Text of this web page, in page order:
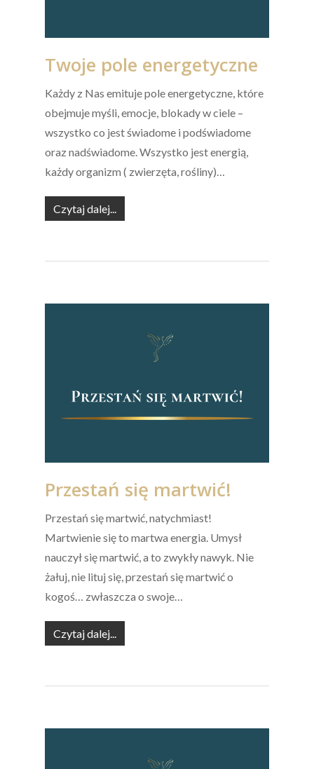
Twoje pole energetyczne
Każdy z Nas emituje pole energetyczne, które
obejmuje myśli, emocje, blokady w ciele –
wszystko co jest świadome i podświadome
oraz nadświadome. Wszystko jest energią,
każdy organizm ( zwierzęta, rośliny)…
Czytaj dalej...
Przestań się martwić!
Przestań się martwić, natychmiast!
Martwienie się to martwa energia. Umysł
nauczył się martwić, a to zwykły nawyk. Nie
żałuj, nie lituj się, przestań się martwić o
kogoś… zwłaszcza o swoje…
Czytaj dalej...